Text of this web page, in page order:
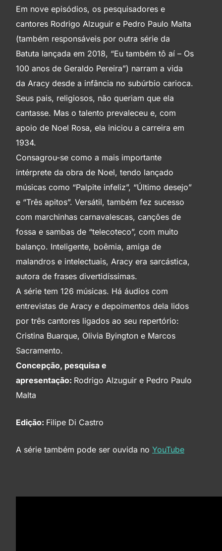
Em nove episódios, os pesquisadores e
cantores Rodrigo Alzuguir e Pedro Paulo Malta
(também responsáveis por outra série da
Batuta lançada em 2018, “Eu também tô aí – Os
100 anos de Geraldo Pereira”) narram a vida
da Aracy desde a infância no subúrbio carioca.
Seus pais, religiosos, não queriam que ela
cantasse. Mas o talento prevaleceu e, com
apoio de Noel Rosa, ela iniciou a carreira em
1934.
Consagrou-se como a mais importante
intérprete da obra de Noel, tendo lançado
músicas como “Palpite infeliz”, “Último desejo”
e “Três apitos”. Versátil, também fez sucesso
com marchinhas carnavalescas, canções de
fossa e sambas de “telecoteco”, com muito
balanço. Inteligente, boêmia, amiga de
malandros e intelectuais, Aracy era sarcástica,
autora de frases divertidíssimas.
A série tem 126 músicas. Há áudios com
entrevistas de Aracy e depoimentos dela lidos
por três cantores ligados ao seu repertório:
Cristina Buarque, Olivia Byington e Marcos
Sacramento.
Concepção, pesquisa e
apresentação: Rodrigo Alzuguir e Pedro Paulo
Malta
Edição: Filipe Di Castro
A série também pode ser ouvida no YouTube